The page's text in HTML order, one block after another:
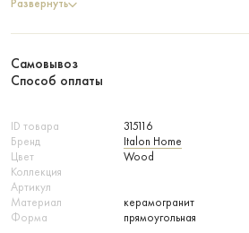
ID товара
315116
Бренд
Italon Home
Цвет
Wood
Коллекция
Артикул
Материал
керамогранит
Форма
прямоугольная
Развернуть
Самовывоз
Способ оплаты